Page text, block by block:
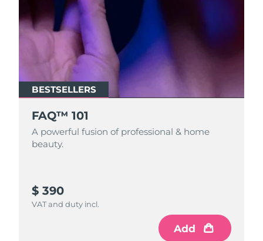
BESTSELLERS
FAQ™ 101
A powerful fusion of professional & home
beauty.
$ 390
VAT and duty incl.
Add